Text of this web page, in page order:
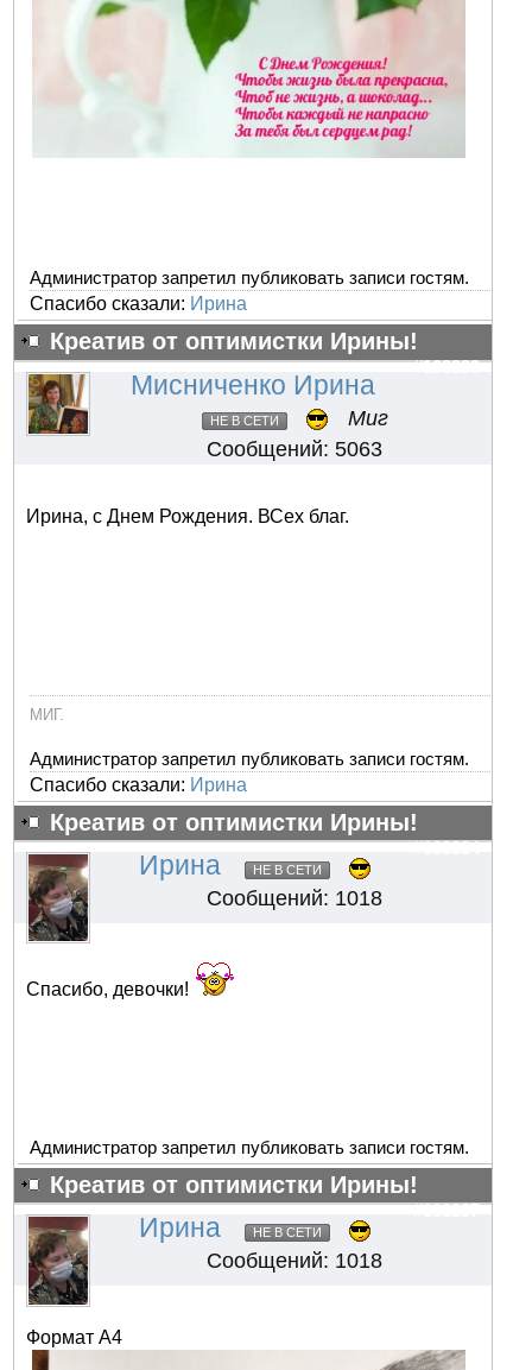
Администратор запретил публиковать записи гостям.
Спасибо сказали: Ирина
Креатив от оптимистки Ирины!
#103233
Мисниченко Ирина
НЕ В СЕТИ
Миг
Сообщений: 5063
Ирина, с Днем Рождения. ВСех благ.
МИГ.
Администратор запретил публиковать записи гостям.
Спасибо сказали: Ирина
Креатив от оптимистки Ирины!
#103234
Ирина НЕ В СЕТИ
Сообщений: 1018
Спасибо, девочки!
Администратор запретил публиковать записи гостям.
Креатив от оптимистки Ирины!
#103237
Ирина НЕ В СЕТИ
Сообщений: 1018
Формат А4